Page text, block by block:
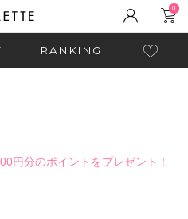
0
RANKING
円分のポイントをプレゼント！